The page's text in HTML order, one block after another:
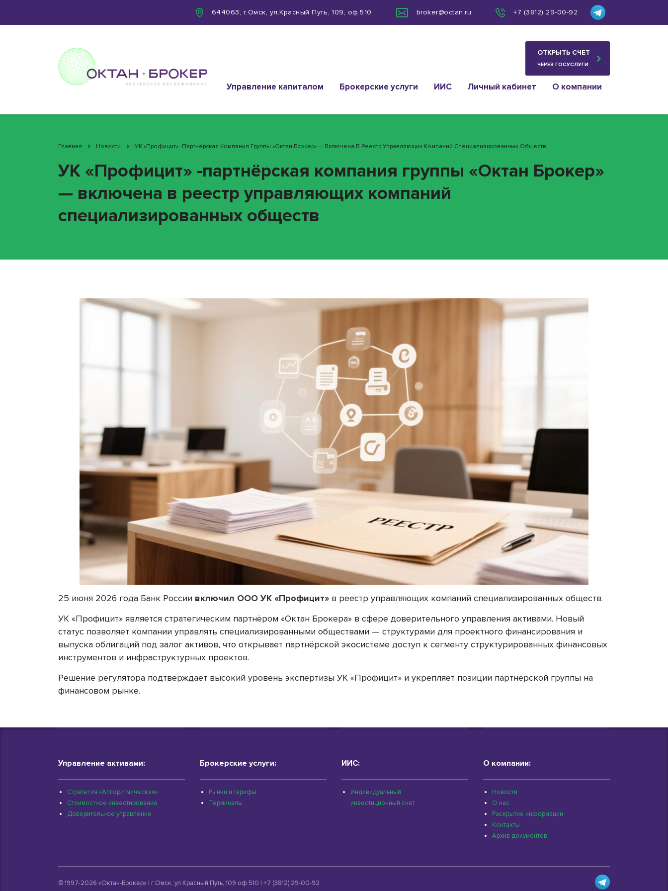
644063, г.Омск, ул.Красный Путь, 109, оф.510 broker@octan.ru +7 (3812) 29-00-92
ОТКРЫТЬ СЧЕТ
ЧЕРЕЗ ГОСУСЛУГИ
Управление капиталом Брокерские услуги ИИС Личный кабинет О компании
Главная Новости УК «Профицит» -партнёрская Компания Группы «Октан Брокер» — Включена В Реестр Управляющих Компаний Специализированных Обществ
УК «Профицит» -партнёрская компания группы «Октан Брокер»
— включена в реестр управляющих компаний
специализированных обществ
25 июня 2026 года Банк России включил ООО УК «Профицит» в реестр управляющих компаний специализированных обществ.
УК «Профицит» является стратегическим партнёром «Октан Брокера» в сфере доверительного управления активами. Новый
статус позволяет компании управлять специализированными обществами — структурами для проектного финансирования и
выпуска облигаций под залог активов, что открывает партнёрской экосистеме доступ к сегменту структурированных финансовых
инструментов и инфраструктурных проектов.
Решение регулятора подтверждает высокий уровень экспертизы УК «Профицит» и укрепляет позиции партнёрской группы на
финансовом рынке.
Управление активами:
Стратегия «Алгоритмическая»
Стоимостное инвестирование
Доверительное управление
Брокерские услуги:
Рынки и тарифы
Терминалы
ИИС:
Индивидуальный
инвестиционный счет
О компании:
Новости
О нас
Раскрытие информации
Контакты
Архив документов
© 1997-2026 «Октан-Брокер» | г.Омск, ул.Красный Путь, 109 оф.510 | +7 (3812) 29-00-92